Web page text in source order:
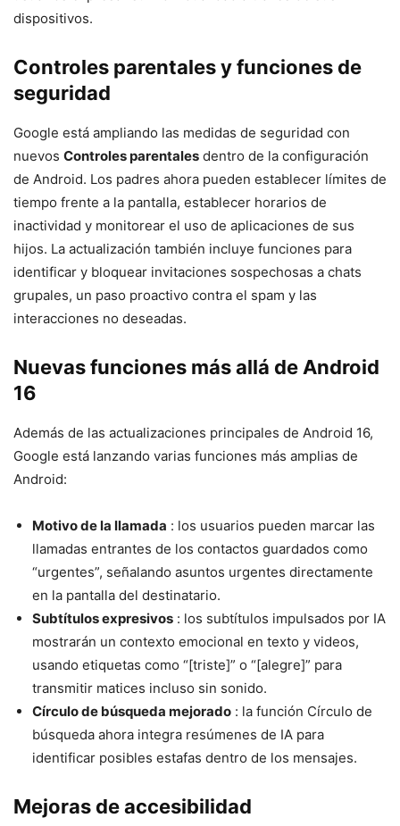
dispositivos.
Controles parentales y funciones de
seguridad
Google está ampliando las medidas de seguridad con
nuevos Controles parentales dentro de la configuración
de Android. Los padres ahora pueden establecer límites de
tiempo frente a la pantalla, establecer horarios de
inactividad y monitorear el uso de aplicaciones de sus
hijos. La actualización también incluye funciones para
identificar y bloquear invitaciones sospechosas a chats
grupales, un paso proactivo contra el spam y las
interacciones no deseadas.
Nuevas funciones más allá de Android
16
Además de las actualizaciones principales de Android 16,
Google está lanzando varias funciones más amplias de
Android:
Motivo de la llamada : los usuarios pueden marcar las
llamadas entrantes de los contactos guardados como
“urgentes”, señalando asuntos urgentes directamente
en la pantalla del destinatario.
Subtítulos expresivos : los subtítulos impulsados ​​por IA
mostrarán un contexto emocional en texto y videos,
usando etiquetas como “[triste]” o “[alegre]” para
transmitir matices incluso sin sonido.
Círculo de búsqueda mejorado : la función Círculo de
búsqueda ahora integra resúmenes de IA para
identificar posibles estafas dentro de los mensajes.
Mejoras de accesibilidad